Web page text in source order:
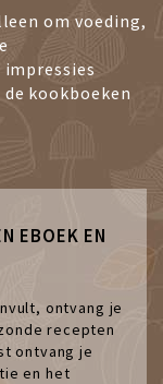
om voeding,
kookboeken
EBOEK EN
ontvang je
recepten
ontvang je
en het